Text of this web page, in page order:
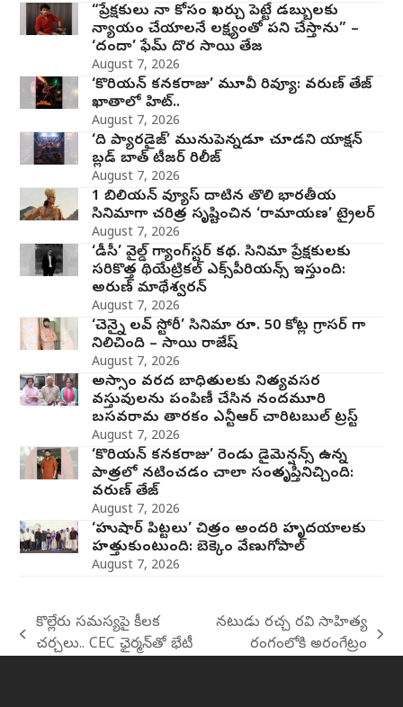
“ప్రేక్షకులు నా కోసం ఖర్చు పెట్టే డబ్బులకు
న్యాయం చేయాలనే లక్ష్యంతో పని చేస్తాను” –
‘దందా’ ఫేమ్ దొర సాయి తేజ
August 7, 2026
‘కొరియన్ కనకరాజు’ మూవీ రివ్యూ: వరుణ్ తేజ్
ఖాతాలో హిట్..
August 7, 2026
‘ది ప్యారడైజ్’ మునుపెన్నడూ చూడని యాక్షన్
బ్లడ్ బాత్ టీజర్ రిలీజ్
August 7, 2026
1 బిలియన్ వ్యూస్ దాటిన తొలి భారతీయ
సినిమాగా చరిత్ర సృష్టించిన ‘రామాయణ’ ట్రైలర్
August 7, 2026
‘డీసీ’ వైల్డ్ గ్యాంగ్‌స్టర్ కథ. సినిమా ప్రేక్షకులకు
సరికొత్త థియేట్రికల్ ఎక్స్‌పీరియన్స్ ఇస్తుంది:
అరుణ్ మాథేశ్వరన్
August 7, 2026
‘చెన్నై లవ్ స్టోరీ’ సినిమా రూ. 50 కోట్ల గ్రాసర్ గా
నిలిచింది – సాయి రాజేష్
August 7, 2026
అస్సాం వరద బాధితులకు నిత్యవసర
వస్తువులను పంపిణీ చేసిన నందమూరి
బసవరామ తారకం ఎన్టీఆర్ చారిటబుల్ ట్రస్ట్
August 7, 2026
‘కొరియన్ కనకరాజు’ రెండు డైమెన్షన్స్ ఉన్న
పాత్రలో నటించడం చాలా సంతృప్తినిచ్చింది:
వరుణ్ తేజ్
August 7, 2026
‘హుషార్‌ పిట్టలు’ చిత్రం అందరి హృదయాలకు
హత్తుకుంటుంది: బెక్కెం వేణుగోపాల్‌
August 7, 2026
previous
కొల్లేరు సమస్యపై కీలక
చర్చలు.. CEC ఛైర్మన్‌తో భేటీ
నటుడు రచ్చ రవి సాహిత్య
రంగంలోకి అరంగేట్రం